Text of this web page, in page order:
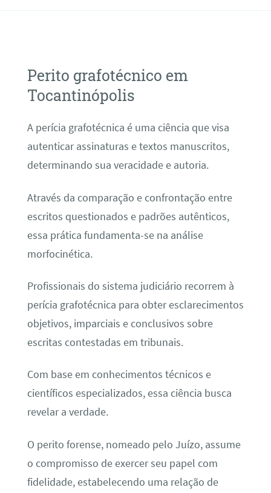
Perito grafotécnico em
Tocantinópolis
A perícia grafotécnica é uma ciência que visa
autenticar assinaturas e textos manuscritos,
determinando sua veracidade e autoria.
Através da comparação e confrontação entre
escritos questionados e padrões autênticos,
essa prática fundamenta-se na análise
morfocinética.
Profissionais do sistema judiciário recorrem à
perícia grafotécnica para obter esclarecimentos
objetivos, imparciais e conclusivos sobre
escritas contestadas em tribunais.
Com base em conhecimentos técnicos e
científicos especializados, essa ciência busca
revelar a verdade.
O perito forense, nomeado pelo Juízo, assume
o compromisso de exercer seu papel com
fidelidade, estabelecendo uma relação de